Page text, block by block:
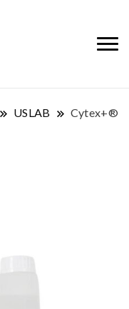
USLAB
Cytex+®